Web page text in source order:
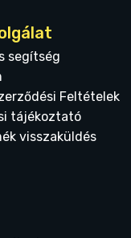
segítség
Feltételek
tájékoztató
visszaküldés